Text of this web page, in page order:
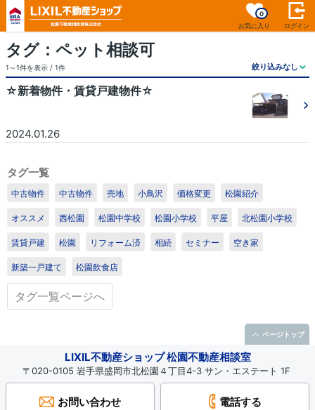
お気に入り
0
ログイン
タグ：ペット相談可
1～1件を表示 / 1件
☆新着物件・賃貸戸建物件☆
2024.01.26
タグ一覧
中古物件 中古物件 売地 小鳥沢 価格変更 松園紹介
オススメ 西松園 松園中学校 松園小学校 平屋 北松園小学校
賃貸戸建 松園 リフォーム済 相続 セミナー 空き家
新築一戸建て 松園飲食店
タグ一覧ページへ
LIXIL不動産ショップ 松園不動産相談室
〒020-0105 岩手県盛岡市北松園４丁目4-3 サン・エステート 1F
お問い合わせ 電話する
ページトップ